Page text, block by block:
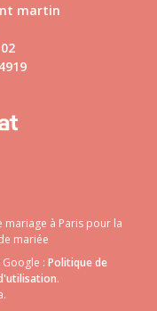
martin
mariage à Paris pour la
mariée
: Politique de
.